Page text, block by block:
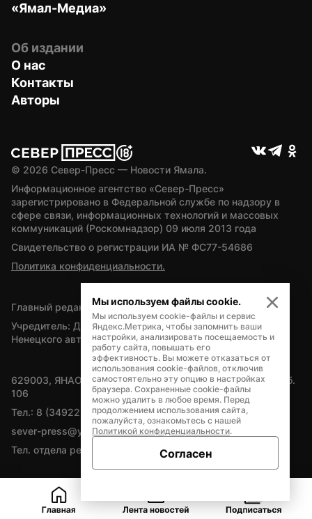
«Ямал-Медиа»
Об издании
О нас
Контакты
Авторы
© 2026 Север-Пресс — Новости Ямала.
Информационное агентство «Север-Пресс»
зарегистрировано в Федеральной службе по надзору в
сфере связи, информационных технологий и массовых
коммуникаций (Роскомнадзор) 09 июля 2013 года
Свидетельство о регистрации ИА № ФС77-54686
Политика конфиденциальности.
Главный редактор — А.Л. Поздеев
Учредитель: Департамент внутренней политики Ямало-
Ненецкого автономного округа
629003, ЯНАО, Салехард, мкр. Богдана Кнунянца, д.1, каб.
106
Тел.: 8 (34922) 71262
sever-press@yamal-media.ru
Тел. отдела рекламы: 8 (34922) 42728
Мы используем файлы cookie.
Мы используем cookie-файлы и сервис
Яндекс.Метрика, чтобы запомнить ваши
настройки, анализировать посещаемость и
работу сайта, повышать его
эффективность. Вы можете отказаться от
использования cookie-файлов, отключив
самостоятельно эту опцию в настройках
браузера. Сохраненные cookie-файлы
можно удалить в любое время. Перед
продолжением использования сайта,
пожалуйста, ознакомьтесь с нашей
Политикой конфиденциальности.
Согласен